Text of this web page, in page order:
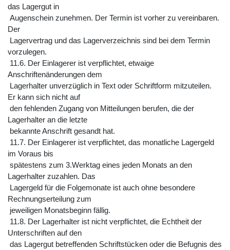
das Lagergut in
Augenschein zunehmen. Der Termin ist vorher zu vereinbaren.
Der
Lagervertrag und das Lagerverzeichnis sind bei dem Termin
vorzulegen.
11.6. Der Einlagerer ist verpflichtet, etwaige
Anschriftenänderungen dem
Lagerhalter unverzüglich in Text oder Schriftform mitzuteilen.
Er kann sich nicht auf
den fehlenden Zugang von Mitteilungen berufen, die der
Lagerhalter an die letzte
bekannte Anschrift gesandt hat.
11.7. Der Einlagerer ist verpflichtet, das monatliche Lagergeld
im Voraus bis
spätestens zum 3.Werktag eines jeden Monats an den
Lagerhalter zuzahlen. Das
Lagergeld für die Folgemonate ist auch ohne besondere
Rechnungserteilung zum
jeweiligen Monatsbeginn fällig.
11.8. Der Lagerhalter ist nicht verpflichtet, die Echtheit der
Unterschriften auf den
das Lagergut betreffenden Schriftstücken oder die Befugnis des